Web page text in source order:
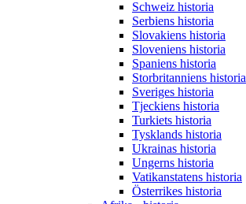
Schweiz historia
Serbiens historia
Slovakiens historia
Sloveniens historia
Spaniens historia
Storbritanniens historia
Sveriges historia
Tjeckiens historia
Turkiets historia
Tysklands historia
Ukrainas historia
Ungerns historia
Vatikanstatens historia
Österrikes historia